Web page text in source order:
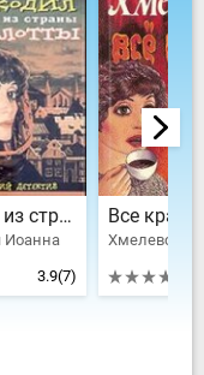
Крокодил из страны Шарлотты
Иоанна
3.9(7)
Все
Хмелевская